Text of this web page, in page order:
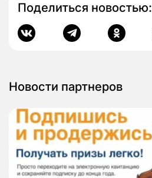
Поделиться новостью:
Новости партнеров